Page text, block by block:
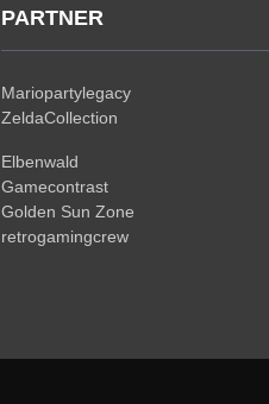
PARTNER
Mariopartylegacy
ZeldaCollection
Elbenwald
Gamecontrast
Golden Sun Zone
retrogamingcrew